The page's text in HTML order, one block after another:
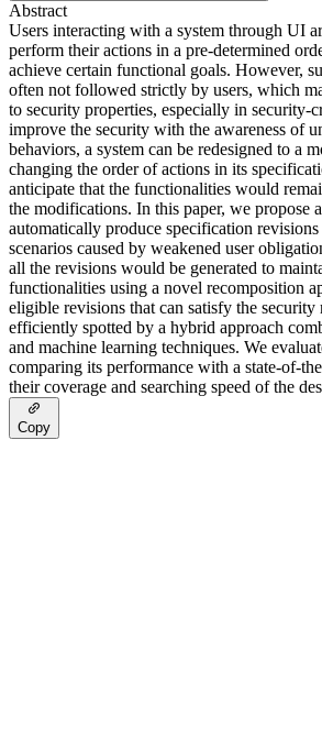
Abstract
Users interacting with a system through UI
perform their actions in a pre-determined
achieve certain functional goals. However,
often not followed strictly by users, which
to security properties, especially in security-
improve the security with the awareness of
behaviors, a system can be redesigned to a
changing the order of actions in its
anticipate that the functionalities would
the modifications. In this paper, we propose
automatically produce specification
scenarios caused by weakened user
all the revisions would be generated to
functionalities using a novel recomposition
eligible revisions that can satisfy the
efficiently spotted by a hybrid approach
and machine learning techniques. We
comparing its performance with a state-of-
their coverage and searching speed of the
Copy